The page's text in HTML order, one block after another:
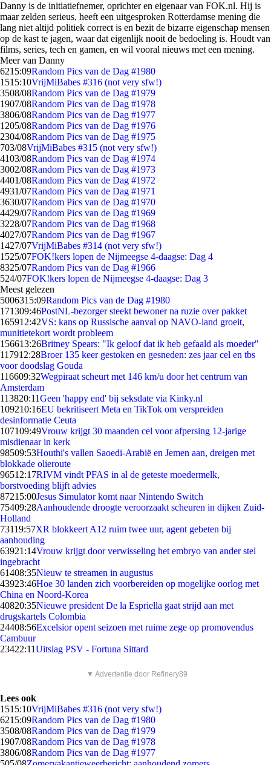
Danny is de initiatiefnemer, oprichter en eigenaar van FOK.nl. Hij is
maar zelden serieus, heeft een uitgesproken Rotterdamse mening die
lang niet altijd politiek correct is en bezit de bizarre eigenschap mensen
op de kast te jagen, waar dat eigenlijk nooit de bedoeling is. Houdt van
films, series, tech en gamen, en wil vooral nieuws met een mening.
Meer van Danny
6215:09Random Pics van de Dag #1980
1515:10VrijMiBabes #316 (not very sfw!)
3508/08Random Pics van de Dag #1979
1907/08Random Pics van de Dag #1978
3806/08Random Pics van de Dag #1977
1205/08Random Pics van de Dag #1976
2304/08Random Pics van de Dag #1975
703/08VrijMiBabes #315 (not very sfw!)
4103/08Random Pics van de Dag #1974
3002/08Random Pics van de Dag #1973
4401/08Random Pics van de Dag #1972
4931/07Random Pics van de Dag #1971
3630/07Random Pics van de Dag #1970
4429/07Random Pics van de Dag #1969
3228/07Random Pics van de Dag #1968
4027/07Random Pics van de Dag #1967
1427/07VrijMiBabes #314 (not very sfw!)
1525/07FOK!kers lopen de Nijmeegse 4-daagse: Dag 4
8325/07Random Pics van de Dag #1966
524/07FOK!kers lopen de Nijmeegse 4-daagse: Dag 3
Meest gelezen
5006315:09Random Pics van de Dag #1980
171309:46PostNL-bezorger steekt bewoner na ruzie over pakket
165912:42VS: kans op Russische aanval op NAVO-land groeit,
munitietekort wordt probleem
156613:26Britney Spears: "Ik geloof dat ik heb gefaald als moeder"
117912:28Broer 135 keer gestoken en gesneden: zes jaar cel en tbs
voor doodslag Gouda
116609:32Wegpiraat scheurt met 146 km/u door het centrum van
Amsterdam
113820:11Geen 'happy end' bij seksdate via Kinky.nl
109210:16EU bekritiseert Meta en TikTok om verspreiden
desinformatie Ceuta
107109:49Vrouw krijgt 30 maanden cel voor afpersing 12-jarige
misdienaar in kerk
98509:53Houthi's vallen Saoedi-Arabië en Jemen aan, dreigen met
blokkade olieroute
96512:17RIVM vindt PFAS in al de geteste moedermelk,
borstvoeding blijft advies
87215:00Jesus Simulator komt naar Nintendo Switch
75409:28Aanhoudende droogte veroorzaakt scheuren in dijken Zuid-
Holland
73119:57XR blokkeert A12 ruim twee uur, agent gebeten bij
aanhouding
63921:14Vrouw krijgt door verwisseling het embryo van ander stel
ingebracht
61408:35Nieuw te streamen in augustus
43923:46Hoe 30 landen zich voorbereiden op mogelijke oorlog met
China en Noord-Korea
40820:35Nieuwe president De la Espriella gaat strijd aan met
drugskartels Colombia
24408:56Excelsior opent seizoen met ruime zege op promovendus
Cambuur
23422:11Uitslag PSV - Fortuna Sittard
▼ Advertentie door Refinery89
Lees ook
1515:10VrijMiBabes #316 (not very sfw!)
6215:09Random Pics van de Dag #1980
3508/08Random Pics van de Dag #1979
1907/08Random Pics van de Dag #1978
3806/08Random Pics van de Dag #1977